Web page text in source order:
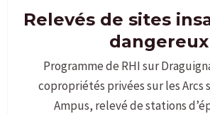
Relevés de sites
dangereux
Programme de RHI sur
copropriétés privées sur les Arcs
Ampus, relevé de stations